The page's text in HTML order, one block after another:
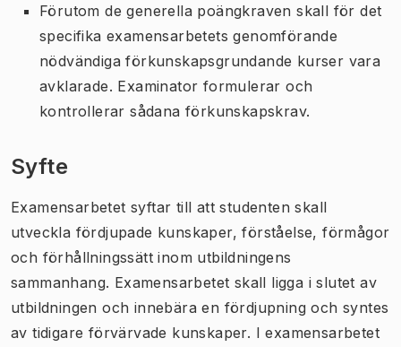
Förutom de generella poängkraven skall för det
specifika examensarbetets genomförande
nödvändiga förkunskapsgrundande kurser vara
avklarade. Examinator formulerar och
kontrollerar sådana förkunskapskrav.
Syfte
Examensarbetet syftar till att studenten skall
utveckla fördjupade kunskaper, förståelse, förmågor
och förhållningssätt inom utbildningens
sammanhang. Examensarbetet skall ligga i slutet av
utbildningen och innebära en fördjupning och syntes
av tidigare förvärvade kunskaper. I examensarbetet